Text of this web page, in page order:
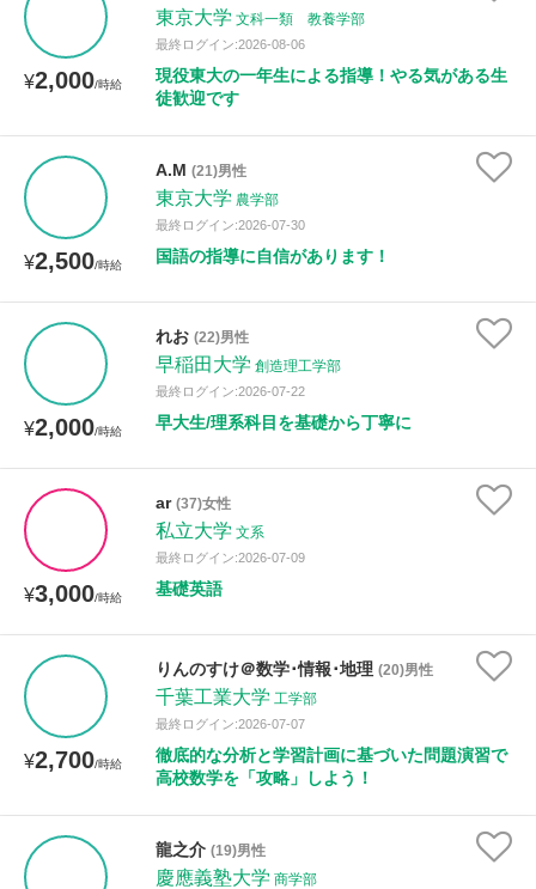
¥2,000/時給
東京大学 文科一類 教養学部
最終ログイン:2026-08-06
現役東大の一年生による指導！やる気がある生
徒歓迎です
¥2,500/時給
A.M (21)男性
東京大学 農学部
最終ログイン:2026-07-30
国語の指導に自信があります！
¥2,000/時給
れお (22)男性
早稲田大学 創造理工学部
最終ログイン:2026-07-22
早大生/理系科目を基礎から丁寧に
¥3,000/時給
ar (37)女性
私立大学 文系
最終ログイン:2026-07-09
基礎英語
¥2,700/時給
りんのすけ＠数学･情報･地理 (20)男性
千葉工業大学 工学部
最終ログイン:2026-07-07
徹底的な分析と学習計画に基づいた問題演習で
高校数学を「攻略」しよう！
龍之介 (19)男性
慶應義塾大学 商学部